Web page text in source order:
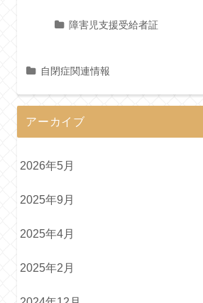
障害児支援受給者証
自閉症関連情報
アーカイブ
2026年5月
2025年9月
2025年4月
2025年2月